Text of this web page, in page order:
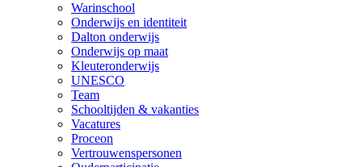
Warinschool
Onderwijs en identiteit
Dalton onderwijs
Onderwijs op maat
Kleuteronderwijs
UNESCO
Team
Schooltijden & vakanties
Vacatures
Proceon
Vertrouwenspersonen